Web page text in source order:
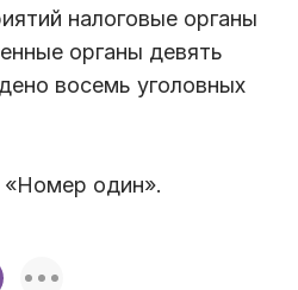
налоговые органы
органы девять
восемь уголовных
один».